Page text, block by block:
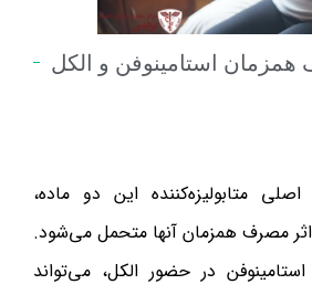
استامینوفن و الکل
متابولیزه‌کننده این دو ماده،
مصرف همزمان آنها متحمل می‌شود.
در حضور الکل، می‌تواند